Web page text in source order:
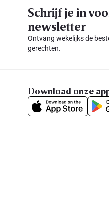
Schrijf je in
newsletter
Ontvang wekelijks de
gerechten.
Download onze